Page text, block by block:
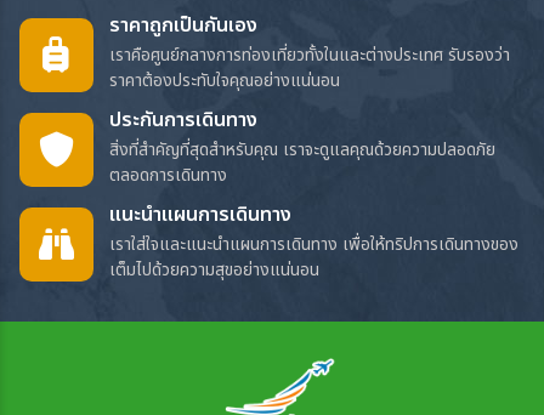
ราคาถูกเป็นกันเอง
เราคือศูนย์กลางการท่องเที่ยวทั้งในและต่างประเทศ รับรองว่า
ราคาต้องประทับใจคุณอย่างแน่นอน
ประกันการเดินทาง
สิ่งที่สำคัญที่สุดสำหรับคุณ เราจะดูแลคุณด้วยความปลอดภัย
ตลอดการเดินทาง
แนะนำแผนการเดินทาง
เราใส่ใจและแนะนำแผนการเดินทาง เพื่อให้ทริปการเดินทางของ
เต็มไปด้วยความสุขอย่างแน่นอน